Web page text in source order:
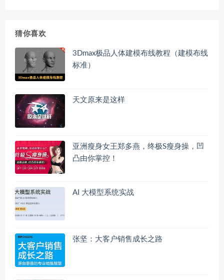
猜你喜欢
3Dmax极品人体建模布线教程（建模布线
标准）
天文原来是这样
亚洲瘦身女王郑多燕，终极S瘦身操，凹
凸由你掌控！
AI 大模型系统实战
张坚：大客户销售成长之路